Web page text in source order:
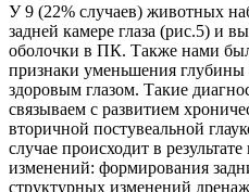
У 9 (22% случаев) животных
задней камере глаза (рис.5) и
оболочки в ПК. Также нами
признаки уменьшения
здоровым глазом. Такие
связываем с развитием
вторичной постувеальной
случае происходит в
изменений: формирования
структурных изменений